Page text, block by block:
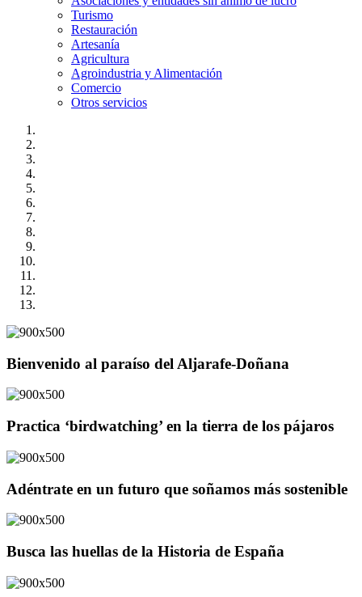
Turismo
Restauración
Artesanía
Agricultura
Agroindustria y Alimentación
Comercio
Otros servicios
Bienvenido al paraíso del Aljarafe-Doñana
Practica ‘birdwatching’ en la tierra de los pájaros
Adéntrate en un futuro que soñamos más sostenible
Busca las huellas de la Historia de España